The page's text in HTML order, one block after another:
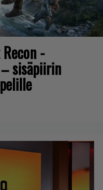
-
sisäpiirin